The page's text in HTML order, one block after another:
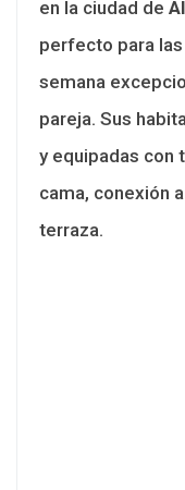
en la ciudad de
perfecto para
semana
pareja. Sus
y equipadas con
cama, conexión
terraza.